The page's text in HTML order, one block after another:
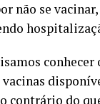
não se
contrário do